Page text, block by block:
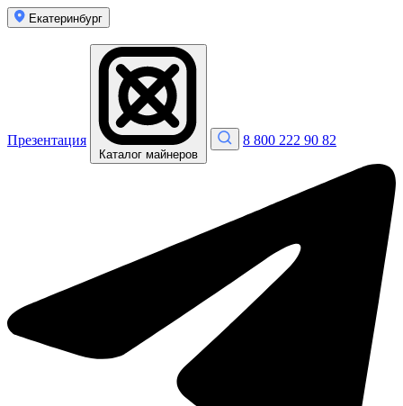
Екатеринбург
Презентация
Каталог майнеров
8 800 222 90 82